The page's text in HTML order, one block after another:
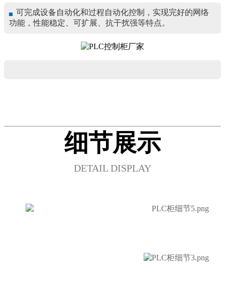
可完成设备自动化和过程自动化控制，实现完好的网络
功能，性能稳定、可扩展、抗干扰强等特点。
细节展示
DETAIL DISPLAY